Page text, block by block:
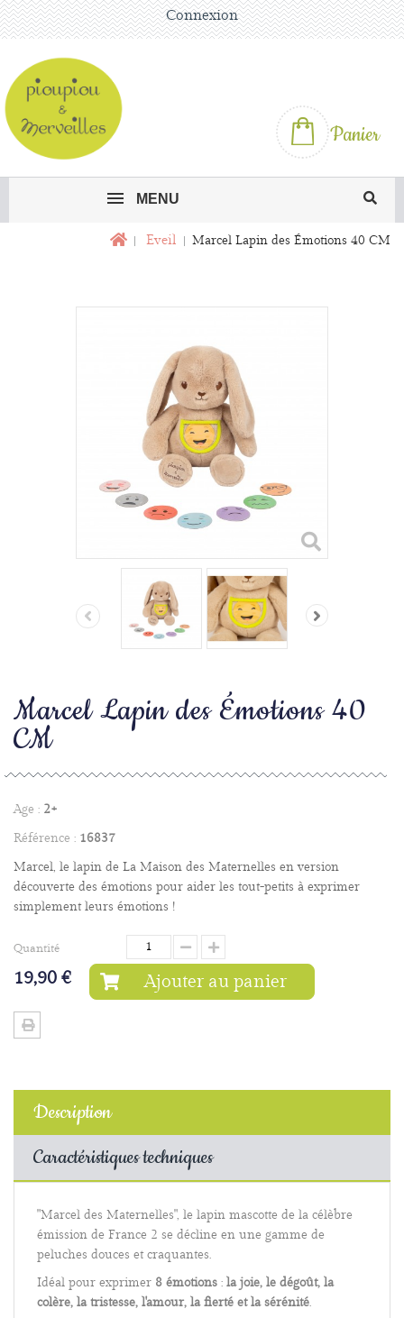
Connexion
Panier
MENU
Eveil Marcel Lapin des Émotions 40 CM
Marcel Lapin des Émotions 40
CM
Age : 2+
Référence : 16837
Marcel, le lapin de La Maison des Maternelles en version
découverte des émotions pour aider les tout-petits à exprimer
simplement leurs émotions !
Quantité
19,90 € Ajouter au panier
Description
Caractéristiques techniques
"Marcel des Maternelles", le lapin mascotte de la célèbre
émission de France 2 se décline en une gamme de
peluches douces et craquantes.
Idéal pour exprimer 8 émotions : la joie, le dégoût, la
colère, la tristesse, l'amour, la fierté et la sérénité.